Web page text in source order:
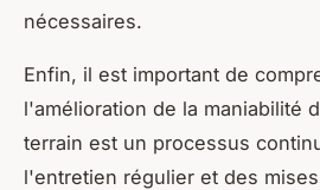
nécessaires.
Enfin, il est important de
l'amélioration de la maniabilité
terrain est un processus
l'entretien régulier et des